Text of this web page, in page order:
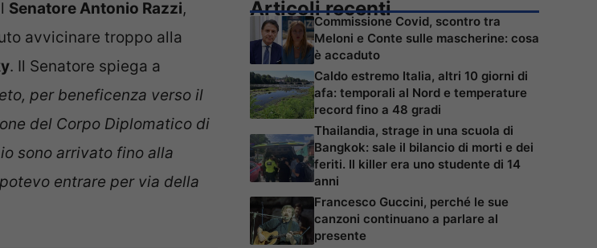
Senatore Antonio Razzi,
avvicinare troppo alla
. Il Senatore spiega a
per beneficenza verso il
del Corpo Diplomatico di
sono arrivato fino alla
entrare per via della
Articoli recenti
Commissione Covid, scontro tra
Meloni e Conte sulle mascherine: cosa
è accaduto
Caldo estremo Italia, altri 10 giorni di
afa: temporali al Nord e temperature
record fino a 48 gradi
Thailandia, strage in una scuola di
Bangkok: sale il bilancio di morti e dei
feriti. Il killer era uno studente di 14
anni
Francesco Guccini, perché le sue
canzoni continuano a parlare al
presente